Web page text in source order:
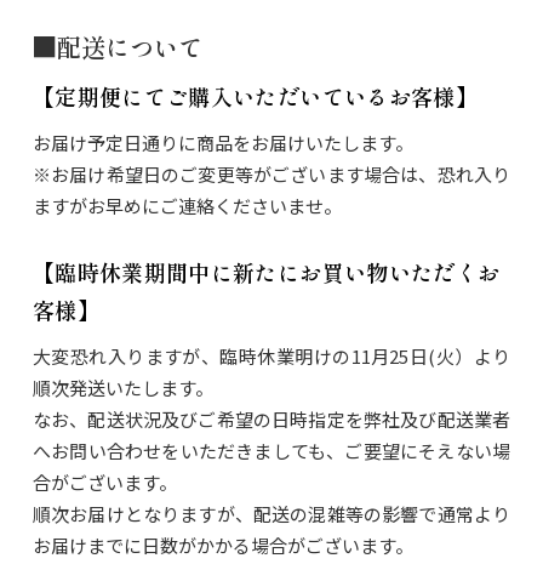
■配送について
【定期便にてご購入いただいているお客様】
お届け予定日通りに商品をお届けいたします。
※お届け希望日のご変更等がございます場合は、恐れ入り
ますがお早めにご連絡くださいませ。
【臨時休業期間中に新たにお買い物いただくお
客様】
大変恐れ入りますが、臨時休業明けの11月25日(火）より
順次発送いたします。
なお、配送状況及びご希望の日時指定を弊社及び配送業者
へお問い合わせをいただきましても、ご要望にそえない場
合がございます。
順次お届けとなりますが、配送の混雑等の影響で通常より
お届けまでに日数がかかる場合がございます。